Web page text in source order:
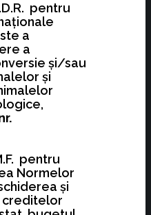
pentru
a
a
şi/sau
şi
pentru
Normelor
şi